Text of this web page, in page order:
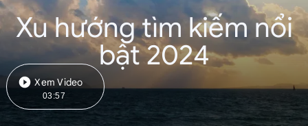
Xu hướng tìm kiếm nổi
bật 2024
Xem Video
03:57